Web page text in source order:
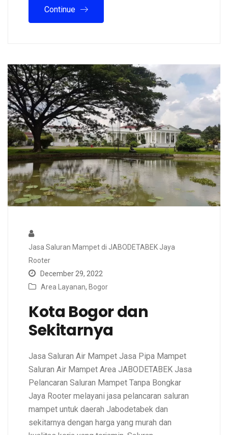
Continue
Jasa Saluran Mampet di JABODETABEK Jaya
Rooter
December 29, 2022
Area Layanan, Bogor
Kota Bogor dan
Sekitarnya
Jasa Saluran Air Mampet Jasa Pipa Mampet
Saluran Air Mampet Area JABODETABEK Jasa
Pelancaran Saluran Mampet Tanpa Bongkar
Jaya Rooter melayani jasa pelancaran saluran
mampet untuk daerah Jabodetabek dan
sekitarnya dengan harga yang murah dan